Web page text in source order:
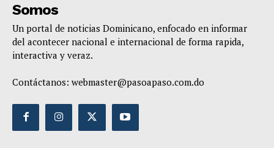
Somos
Un portal de noticias Dominicano, enfocado en informar
del acontecer nacional e internacional de forma rapida,
interactiva y veraz.
Contáctanos: webmaster@pasoapaso.com.do